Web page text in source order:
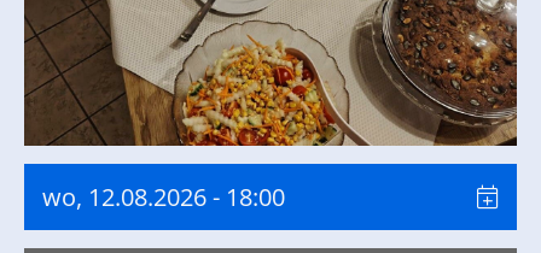
wo, 12.08.2026- 18:00